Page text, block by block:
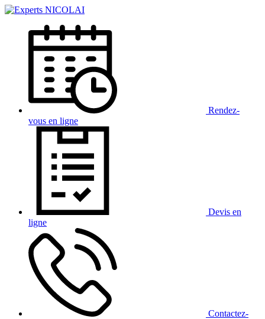
Rendez-
vous en ligne
Devis en
ligne
Contactez-